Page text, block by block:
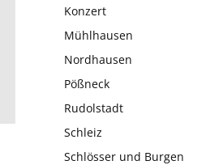
Konzert
Mühlhausen
Nordhausen
Pößneck
Rudolstadt
Schleiz
Schlösser und Burgen